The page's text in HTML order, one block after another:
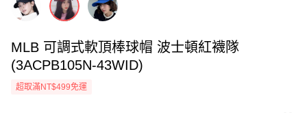
MLB 可調式軟頂棒球帽 波士頓紅襪隊
(3ACPB105N-43WID)
超取滿NT$499免運